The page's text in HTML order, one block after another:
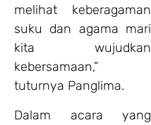
melihat keberagaman
suku dan agama mari
kita wujudkan
kebersamaan,”
tuturnya Panglima.
Dalam acara yang